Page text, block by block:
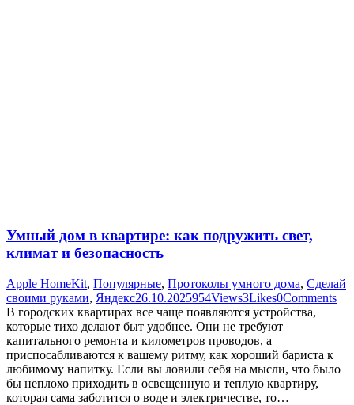
Умный дом в квартире: как подружить свет,
климат и безопасность
Apple HomeKit, Популярные, Протоколы умного дома, Сделай
своими руками, Яндекс26.10.2025954Views3Likes0Comments
В городских квартирах все чаще появляются устройства,
которые тихо делают быт удобнее. Они не требуют
капитального ремонта и километров проводов, а
приспосабливаются к вашему ритму, как хороший бариста к
любимому напитку. Если вы ловили себя на мысли, что было
бы неплохо приходить в освещенную и теплую квартиру,
которая сама заботится о воде и электричестве, то…